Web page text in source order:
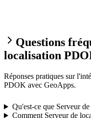
Questions
localisation
Réponses pratiques sur
PDOK avec GeoApps.
Qu'est-ce que Serveur
Comment Serveur de